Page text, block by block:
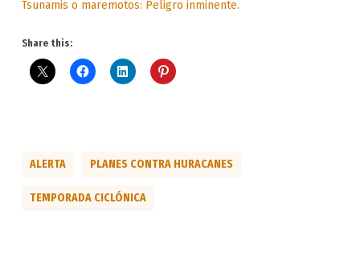
Tsunamis o maremotos: Peligro inminente.
Share this:
ALERTA PLANES CONTRA HURACANES
TEMPORADA CICLÓNICA